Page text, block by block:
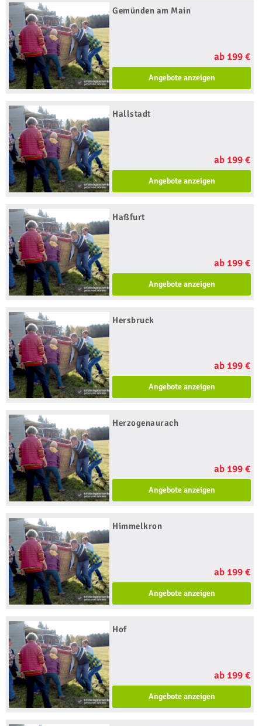
Gemünden am Main
ab 199 €
Angebote anzeigen
Hallstadt
ab 199 €
Angebote anzeigen
Haßfurt
ab 199 €
Angebote anzeigen
Hersbruck
ab 199 €
Angebote anzeigen
Herzogenaurach
ab 199 €
Angebote anzeigen
Himmelkron
ab 199 €
Angebote anzeigen
Hof
ab 199 €
Angebote anzeigen